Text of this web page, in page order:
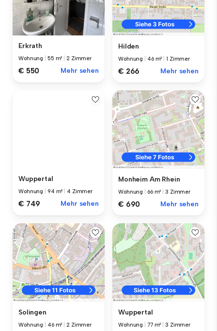
Erkrath
Wohnung 55 m² |2 Zimmer
€ 550 Mehr sehen
Hilden
Wohnung 46 m² |1 Zimmer
€ 266 Mehr sehen
Wuppertal
Wohnung 94 m² 4 Zimmer
€ 749 Mehr sehen
Monheim Am Rhein
Wohnung 66 m² |3 Zimmer
€ 690 Mehr sehen
Solingen
Wohnung 46 m² |2 Zimmer
Wuppertal
Wohnung 77 m² |3 Zimmer